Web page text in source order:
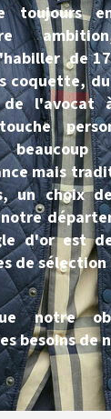
toujours
de
coquette, du
de l'avocat
mais
un choix
d'or est
de sélection
notre
besoins de